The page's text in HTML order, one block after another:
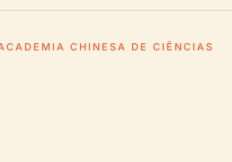
CHINESA DE CIÊNCIAS